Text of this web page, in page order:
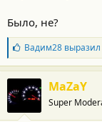
Было, не?
Б
л
а
г
о
д
а
Вадим28выразил
MaZaY
Super